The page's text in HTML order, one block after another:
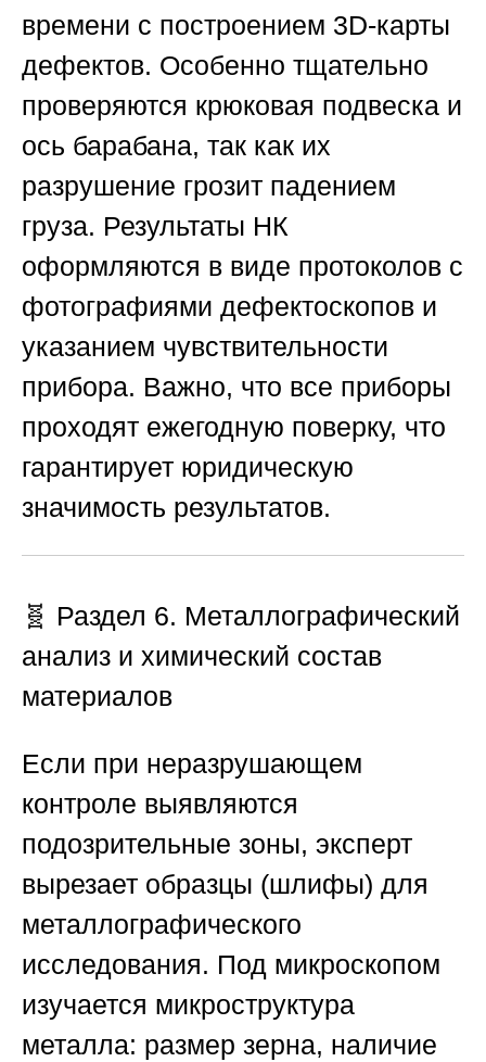
времени с построением 3D-карты
дефектов. Особенно тщательно
проверяются крюковая подвеска и
ось барабана, так как их
разрушение грозит падением
груза. Результаты НК
оформляются в виде протоколов с
фотографиями дефектоскопов и
указанием чувствительности
прибора. Важно, что все приборы
проходят ежегодную поверку, что
гарантирует юридическую
значимость результатов.
🧬 Раздел 6. Металлографический
анализ и химический состав
материалов
Если при неразрушающем
контроле выявляются
подозрительные зоны, эксперт
вырезает образцы (шлифы) для
металлографического
исследования. Под микроскопом
изучается микроструктура
металла: размер зерна, наличие